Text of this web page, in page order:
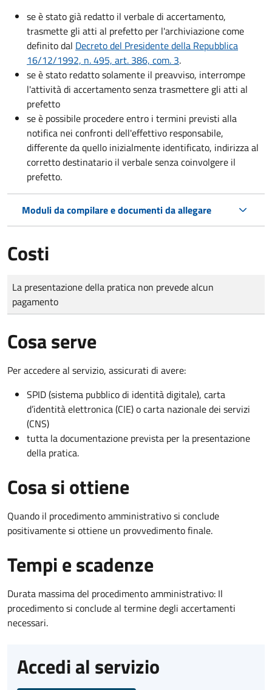
se è stato già redatto il verbale di accertamento,
trasmette gli atti al prefetto per l'archiviazione come
definito dal Decreto del Presidente della Repubblica
16/12/1992, n. 495, art. 386, com. 3.
se è stato redatto solamente il preavviso, interrompe
l'attività di accertamento senza trasmettere gli atti al
prefetto
se è possibile procedere entro i termini previsti alla
notifica nei confronti dell'effettivo responsabile,
differente da quello inizialmente identificato, indirizza al
corretto destinatario il verbale senza coinvolgere il
prefetto.
Moduli da compilare e documenti da allegare
Costi
Tipo di pagamento
Importo
La presentazione della pratica non prevede alcun
pagamento
Cosa serve
Per accedere al servizio, assicurati di avere:
SPID (sistema pubblico di identità digitale), carta
d’identità elettronica (CIE) o carta nazionale dei servizi
(CNS)
tutta la documentazione prevista per la presentazione
della pratica.
Cosa si ottiene
Quando il procedimento amministrativo si conclude
positivamente si ottiene un provvedimento finale.
Tempi e scadenze
Durata massima del procedimento amministrativo: Il
procedimento si conclude al termine degli accertamenti
necessari.
Accedi al servizio